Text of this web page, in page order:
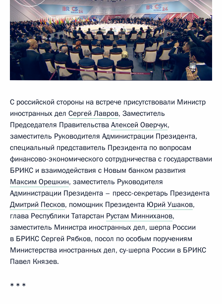
С российской стороны на встрече присутствовали Министр
иностранных дел Сергей Лавров, Заместитель
Председателя Правительства Алексей Оверчук,
заместитель Руководителя Администрации Президента,
специальный представитель Президента по вопросам
финансово-экономического сотрудничества с государствами
БРИКС и взаимодействия с Новым банком развития
Максим Орешкин, заместитель Руководителя
Администрации Президента – пресс-секретарь Президента
Дмитрий Песков, помощник Президента Юрий Ушаков,
глава Республики Татарстан Рустам Минниханов,
заместитель Министра иностранных дел, шерпа России
в БРИКС Сергей Рябков, посол по особым поручениям
Министерства иностранных дел, су-шерпа России в БРИКС
Павел Князев.
* * *